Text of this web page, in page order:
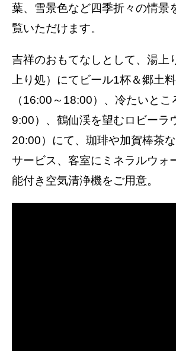
葉、雪景色など四季折々の情景
覧いただけます。
吉祥のおもてなしとして、湯上
上り処）にてビール1杯＆郷土
（16:00～18:00）、冷たいとこ
9:00）、鶴仙渓を望むロビーラ
20:00）にて、珈琲や加賀棒茶
サービス、客室にミネラルウォ
能付き空気清浄機をご用意。